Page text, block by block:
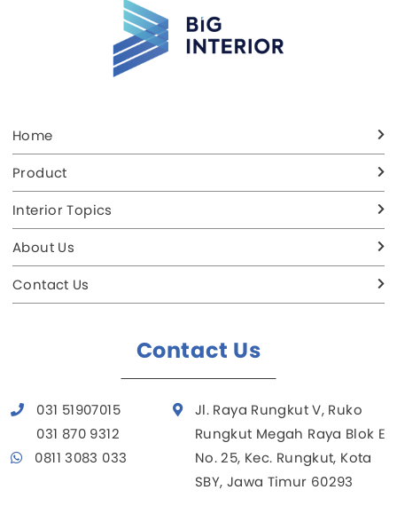
Home
Product
Interior Topics
About Us
Contact Us
Contact Us
031 51907015
031 870 9312
0811 3083 033
Jl. Raya Rungkut V, Ruko
Rungkut Megah Raya Blok E
No. 25, Kec. Rungkut, Kota
SBY, Jawa Timur 60293